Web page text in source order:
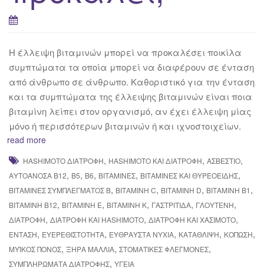
Η έλλειψη βιταμινών μπορεί να προκαλέσει ποικίλα
συμπτώματα τα οποία μπορεί να διαφέρουν σε ένταση
από άνθρωπο σε άνθρωπο. Καθοριστικό για την ένταση
και τα συμπτώματα της έλλειψης βιταμινών είναι ποια
βιταμίνη λείπει στον οργανισμό, αν έχει έλλειψη μίας
μόνο ή περισσότερων βιταμινών ή και ιχνοστοιχείων.
read more
HASHIMOTO ΔΙΑΤΡΟΦΉ, HASHIMOTO ΚΑΙ ΔΙΑΤΡΟΦΉ, ΑΣΒΈΣΤΙΟ,
ΑΥΤΟΆΝΟΣΑ Β12, Β5, Β6, ΒΙΤΑΜΊΝΕΣ, ΒΙΤΑΜΊΝΕΣ ΚΑΙ ΘΥΡΕΟΕΙΔΉΣ,
ΒΙΤΑΜΊΝΕΣ ΣΥΜΠΛΈΓΜΑΤΟΣ Β, ΒΙΤΑΜΊΝΗ C, ΒΙΤΑΜΊΝΗ D, ΒΙΤΑΜΊΝΗ Β1 ,
ΒΙΤΑΜΊΝΗ Β12, ΒΙΤΑΜΊΝΗ Ε, ΒΙΤΑΜΊΝΗ Κ, ΓΑΣΤΡΊΤΙΔΑ, ΓΛΟΥΤΈΝΗ,
ΔΙΑΤΡΟΦΉ, ΔΙΑΤΡΟΦΉ ΚΑΙ HASHIMOTO, ΔΙΑΤΡΟΦΉ ΚΑΙ ΧΑΣΙΜΌΤΟ,
ΈΝΤΑΣΗ, ΕΥΕΡΕΘΙΣΤΌΤΗΤΑ, ΕΎΘΡΑΥΣΤΑ ΝΎΧΙΑ, ΚΑΤΆΘΛΙΨΗ, ΚΌΠΩΣΗ,
ΜΥΪΚΌΣ ΠΌΝΟΣ, ΞΗΡΆ ΜΑΛΛΙΆ, ΣΤΟΜΑΤΙΚΈΣ ΦΛΕΓΜΟΝΈΣ,
ΣΥΜΠΛΗΡΏΜΑΤΑ ΔΙΑΤΡΟΦΉΣ, ΥΓΕΊΑ